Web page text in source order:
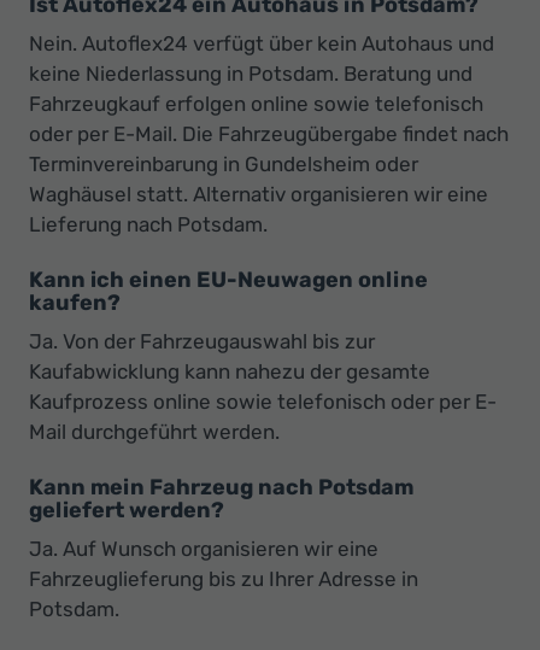
Nein. Autoflex24 verfügt über kein Autohaus und
keine Niederlassung in Potsdam. Beratung und
Fahrzeugkauf erfolgen online sowie telefonisch
oder per E-Mail. Die Fahrzeugübergabe findet nach
Terminvereinbarung in Gundelsheim oder
Waghäusel statt. Alternativ organisieren wir eine
Lieferung nach Potsdam.
Kann ich einen EU-Neuwagen online
kaufen?
Ja. Von der Fahrzeugauswahl bis zur
Kaufabwicklung kann nahezu der gesamte
Kaufprozess online sowie telefonisch oder per E-
Mail durchgeführt werden.
Kann mein Fahrzeug nach Potsdam
geliefert werden?
Ja. Auf Wunsch organisieren wir eine
Fahrzeuglieferung bis zu Ihrer Adresse in
Potsdam.